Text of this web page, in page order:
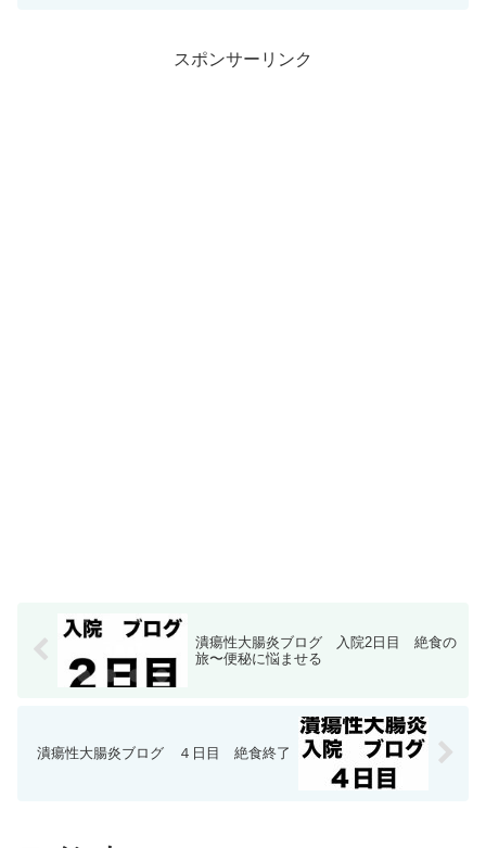
スポンサーリンク
潰瘍性大腸炎ブログ 入院2日目 絶食の
旅〜便秘に悩ませる
潰瘍性大腸炎ブログ ４日目 絶食終了